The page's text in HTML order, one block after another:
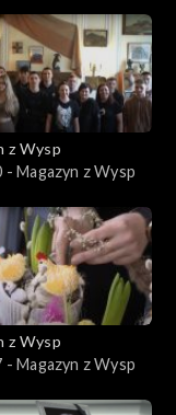
z Wysp
- Magazyn z Wysp
z Wysp
- Magazyn z Wysp